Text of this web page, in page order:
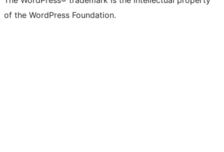
of the WordPress Foundation.